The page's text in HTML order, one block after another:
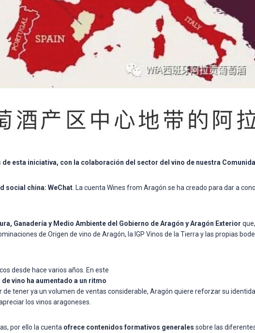
esta iniciativa, con la colaboración del sector del vino de nuestra
social china: WeChat . La cuenta Wines from Aragón se ha creado para dar a
Ganadería y Medio Ambiente del Gobierno de Aragón y Aragón Exterior
de Origen de vino de Aragón, la IGP Vinos de la Tierra y las propias
desde hace varios años. En este
vino ha aumentado a un ritmo
de tener ya un volumen de ventas considerable, Aragón quiere reforzar su
los vinos aragoneses.
por ello la cuenta ofrece contenidos formativos generales sobre las